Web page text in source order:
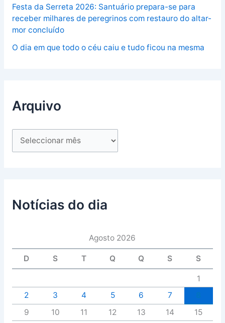
Festa da Serreta 2026: Santuário prepara-se para
receber milhares de peregrinos com restauro do altar-
mor concluído
O dia em que todo o céu caiu e tudo ficou na mesma
Arquivo
Notícias do dia
Agosto 2026
D S T Q Q S S
1
2
3 4 5 6 7
9
10 11 12 13 14
15